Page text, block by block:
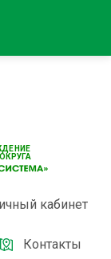
кабинет
Контакты